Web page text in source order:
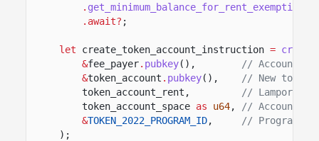
. get_minimum_balance_for_rent_exemption
.await? ;
let create_token_account_instruction =
&fee_payer. pubkey(),
// Account
&token_account . pubkey(),
// New token
token_account_rent,
// Lamports
token_account_space as u64,
// Account
&TOKEN_2022_PROGRAM_ID,
// Program
);